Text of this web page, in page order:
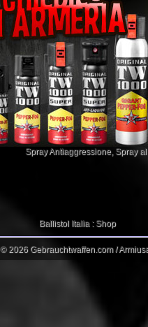
Spray Antiaggressione, Spray
Ballistol Italia : Shop
© 2026 Gebrauchtwaffen.com /